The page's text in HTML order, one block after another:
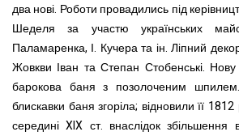
два нові. Роботи провадились під керівни
Шеделя за участю українських
Паламаренка, І. Кучера та ін. Ліпний
Жовкви Іван та Степан Стобенські. Нову
барокова баня з позолоченим
блискавки баня згоріла; відновили її
середині XIX ст. внаслідок збільшення